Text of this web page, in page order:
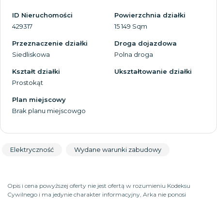
ID Nieruchomości
429317
Powierzchnia działki
15 149 Sqm
Przeznaczenie działki
Siedliskowa
Droga dojazdowa
Polna droga
Kształt działki
Prostokąt
Ukształtowanie działki
Plan miejscowy
Brak planu miejscowgo
Elektryczność Wydane warunki zabudowy
Opis i cena powyższej oferty nie jest ofertą w rozumieniu Kodeksu
Cywilnego i ma jedynie charakter informacyjny, Arka nie ponosi